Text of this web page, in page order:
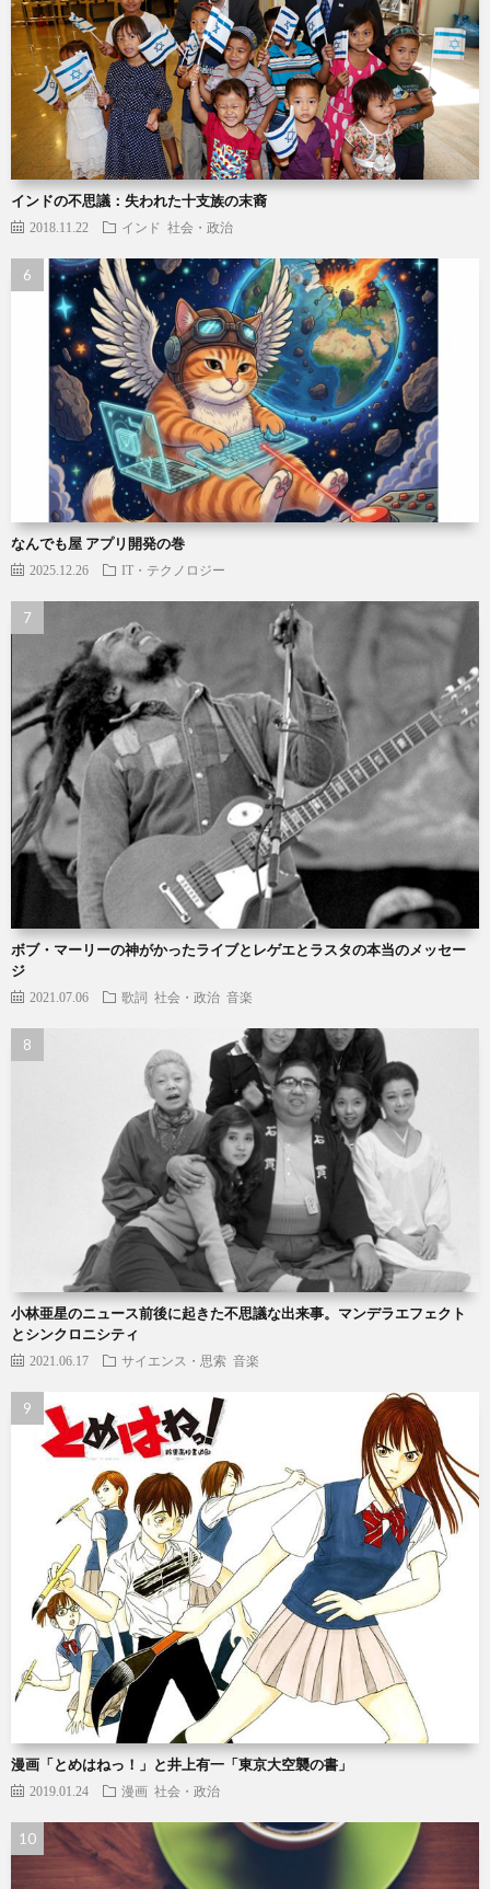
インドの不思議：失われた十支族の末裔
2018.11.22 インド 社会・政治
なんでも屋 アプリ開発の巻
2025.12.26 IT・テクノロジー
ボブ・マーリーの神がかったライブとレゲエとラスタの本当のメッセー
ジ
2021.07.06 歌詞 社会・政治 音楽
小林亜星のニュース前後に起きた不思議な出来事。マンデラエフェクト
とシンクロニシティ
2021.06.17 サイエンス・思索 音楽
漫画「とめはねっ！」と井上有一「東京大空襲の書」
2019.01.24 漫画 社会・政治